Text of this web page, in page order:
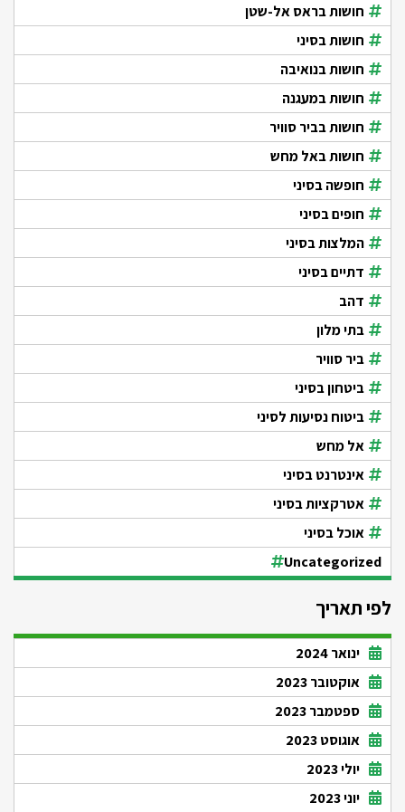
חושות בראס אל-שטן
חושות בסיני
חושות בנואיבה
חושות במעגנה
חושות בביר סוויר
חושות באל מחש
חופשה בסיני
חופים בסיני
המלצות בסיני
דתיים בסיני
דהב
בתי מלון
ביר סוויר
ביטחון בסיני
ביטוח נסיעות לסיני
אל מחש
אינטרנט בסיני
אטרקציות בסיני
אוכל בסיני
Uncategorized
לפי תאריך
ינואר 2024
אוקטובר 2023
ספטמבר 2023
אוגוסט 2023
יולי 2023
יוני 2023